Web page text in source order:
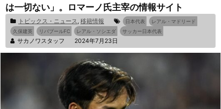
は一切ない」。ロマーノ氏主宰の情報サイト
トピックス・ニュース, 移籍情報 日本代表
レアル・マドリード
久保建英
リバプールFC レアル・ソシエダ サッカー日本代表
サカノワスタッフ 2024年7月23日